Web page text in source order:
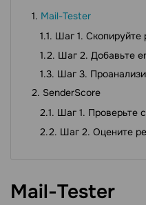
Mail-Tester
Шаг 1.
Шаг 2. Добавьте
Шаг 3.
SenderScore
Шаг 1. Проверьте
Шаг 2. Оцените
Mail-Tester